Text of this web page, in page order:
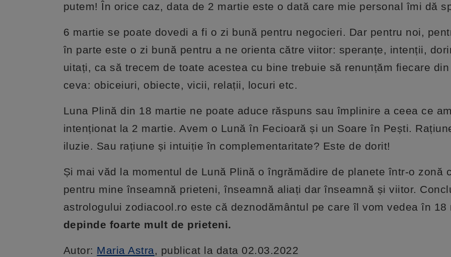
putem! În orice caz, data de 2 martie este o dată care mie personal îmi dă
6 martie se poate dovedi a fi o zi bună pentru negocieri. Dar pentru noi,
în parte este o zi bună pentru a ne orienta către viitor: speranțe, intenții,
uitați, ca să trecem de toate acestea cu bine trebuie să renunțăm fiecare
ceva: obiceiuri, obiecte, vicii, relații, locuri etc.
Luna Plină din 18 martie ne poate aduce răspuns sau împlinire a ceea ce am
intenționat la 2 martie. Avem o Lună în Fecioară și un Soare în Pești.
iluzie. Sau rațiune și intuiție în complementaritate? Este de dorit!
Și mai văd la momentul de Lună Plină o îngrămădire de planete într-o zonă
pentru mine înseamnă prieteni, înseamnă aliați dar înseamnă și viitor.
astrologului zodiacool.ro este că deznodământul pe care îl vom vedea în 18
depinde foarte mult de prieteni.
Autor: Maria Astra, publicat la data 02.03.2022